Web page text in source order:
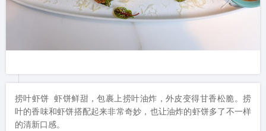
捞叶虾饼 虾饼鲜甜，包裹上捞叶油炸，外皮变得甘香松脆。捞
叶的香味和虾饼搭配起来非常奇妙，也让油炸的虾饼多了不一样
的清新口感。